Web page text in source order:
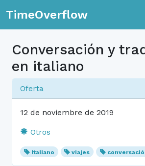
TimeOverflow
Conversación y
en italiano
Oferta
12 de noviembre de 2019
Otros
Italiano viajes